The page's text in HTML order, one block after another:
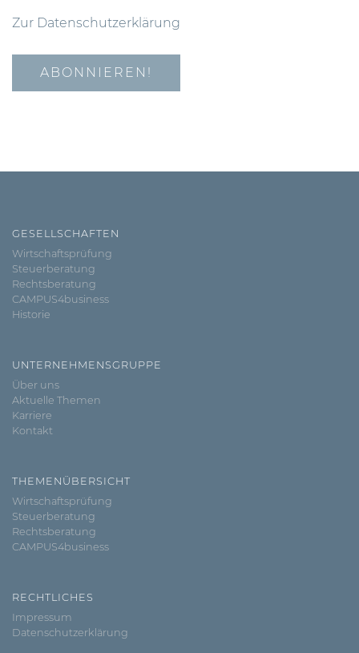
Zur Datenschutzerklärung
GESELLSCHAFTEN
Wirtschaftsprüfung
Steuerberatung
Rechtsberatung
CAMPUS4business
Historie
UNTERNEHMENSGRUPPE
Über uns
Aktuelle Themen
Karriere
Kontakt
THEMENÜBERSICHT
Wirtschaftsprüfung
Steuerberatung
Rechtsberatung
CAMPUS4business
RECHTLICHES
Impressum
Datenschutzerklärung